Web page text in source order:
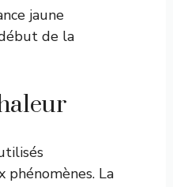
jaune
de la
La